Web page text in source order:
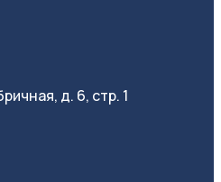
д. 6, стр. 1